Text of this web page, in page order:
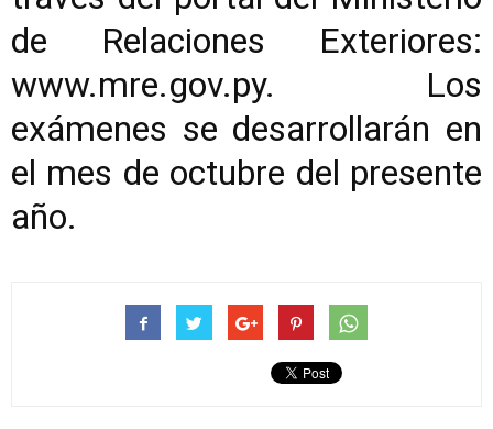
de Relaciones Exteriores:
www.mre.gov.py. Los
exámenes se desarrollarán en
el mes de octubre del presente
año.